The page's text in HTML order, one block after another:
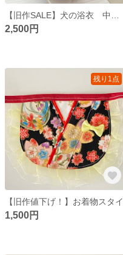
2,500円
残り1点
【旧作値下げ！】お着物スタイ
1,500円